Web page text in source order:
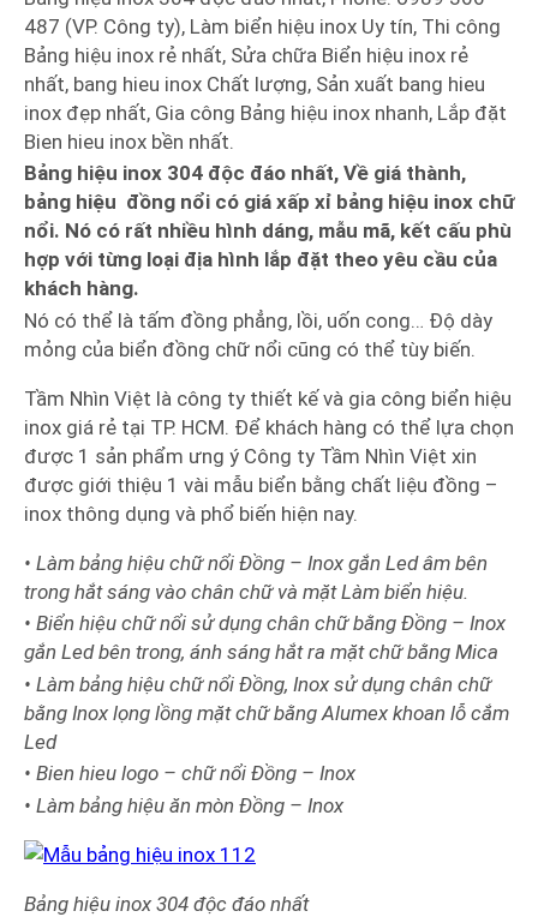
487 (VP. Công ty), Làm biển hiệu inox Uy tín, Thi công
Bảng hiệu inox rẻ nhất, Sửa chữa Biển hiệu inox rẻ
nhất, bang hieu inox Chất lượng, Sản xuất bang hieu
inox đẹp nhất, Gia công Bảng hiệu inox nhanh, Lắp đặt
Bien hieu inox bền nhất.
Bảng hiệu inox 304 độc đáo nhất, Về giá thành,
bảng hiệu đồng nổi có giá xấp xỉ bảng hiệu inox chữ
nổi. Nó có rất nhiều hình dáng, mẫu mã, kết cấu phù
hợp với từng loại địa hình lắp đặt theo yêu cầu của
khách hàng.
Nó có thể là tấm đồng phẳng, lồi, uốn cong… Độ dày
mỏng của biển đồng chữ nổi cũng có thể tùy biến.
Tầm Nhìn Việt là công ty thiết kế và gia công biển hiệu
inox giá rẻ tại TP. HCM. Để khách hàng có thể lựa chọn
được 1 sản phẩm ưng ý Công ty Tầm Nhìn Việt xin
được giới thiệu 1 vài mẫu biển bằng chất liệu đồng –
inox thông dụng và phổ biến hiện nay.
• Làm bảng hiệu chữ nổi Đồng – Inox gắn Led âm bên
trong hắt sáng vào chân chữ và mặt Làm biển hiệu.
• Biển hiệu chữ nổi sử dụng chân chữ bằng Đồng – Inox
gắn Led bên trong, ánh sáng hắt ra mặt chữ bằng Mica
• Làm bảng hiệu chữ nổi Đồng, Inox sử dụng chân chữ
bằng Inox lọng lồng mặt chữ bằng Alumex khoan lỗ cắm
Led
• Bien hieu logo – chữ nổi Đồng – Inox
• Làm bảng hiệu ăn mòn Đồng – Inox
Bảng hiệu inox 304 độc đáo nhất